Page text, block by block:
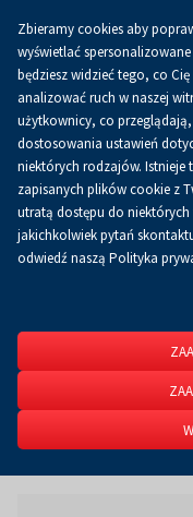
Strona główna O firmie
Aktualności
Zbieramy cookies aby
wyświetlać
będziesz widzieć tego, co
analizować ruch w naszej
użytkownicy, co
dostosowania ustawień
niektórych rodzajów. Istnieje
zapisanych plików cookie z
utratą dostępu do niektórych
jakichkolwiek pytań
odwiedź naszą Polityka